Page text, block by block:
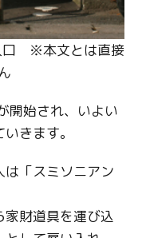
口 ※本文とは直接
開始され、いよい
きます。
は「スミソニアン
財道具を運び込